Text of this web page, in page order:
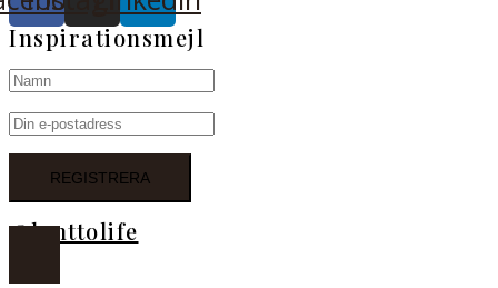
Inspirationsmejl
@lanttolife